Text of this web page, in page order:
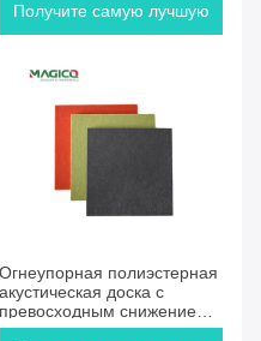
Получите самую лучшую
Огнеупорная полиэстерная
акустическая доска с
превосходным снижением
шума 12 "X12"